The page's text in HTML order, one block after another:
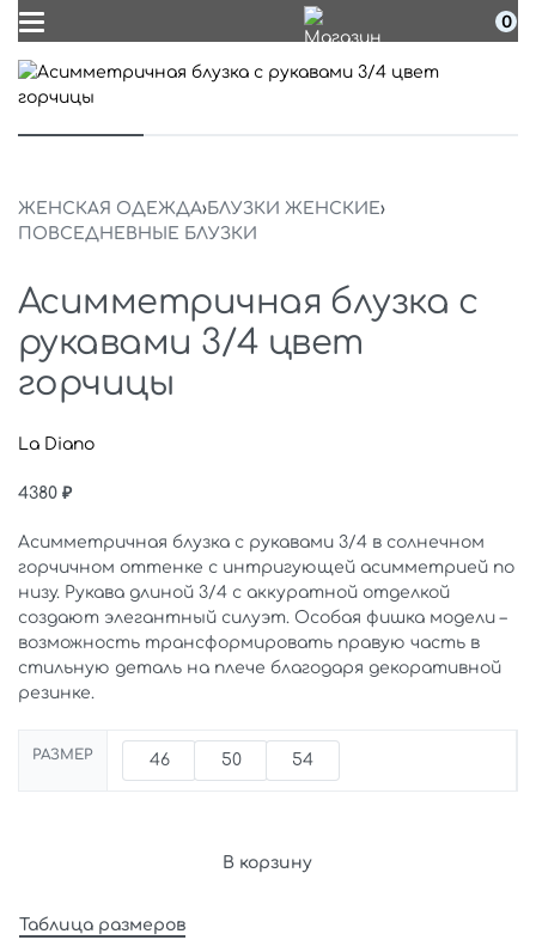
0
ЖЕНСКАЯ ОДЕЖДА›БЛУЗКИ ЖЕНСКИЕ›
ПОВСЕДНЕВНЫЕ БЛУЗКИ
Асимметричная блузка с
рукавами 3/4 цвет
горчицы
La Diano
4380 ₽
Асимметричная блузка с рукавами 3/4 в солнечном
горчичном оттенке с интригующей асимметрией по
низу. Рукава длиной 3/4 с аккуратной отделкой
создают элегантный силуэт. Особая фишка модели –
возможность трансформировать правую часть в
стильную деталь на плече благодаря декоративной
резинке.
РАЗМЕР 46 50 54
В корзину
Таблица размеров